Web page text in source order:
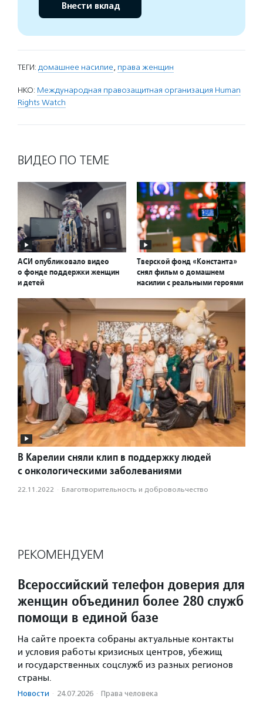
Внести вклад
ТЕГИ: домашнее насилие, права женщин
НКО: Международная правозащитная организация Human
Rights Watch
ВИДЕО ПО ТЕМЕ
АСИ опубликовало видео
о фонде поддержки женщин
и детей
Тверской фонд «Константа»
снял фильм о домашнем
насилии с реальными героями
В Карелии сняли клип в поддержку людей
с онкологическими заболеваниями
22.11.2022 · Благотвори­тель­ность и доброволь­чест­во
РЕКОМЕНДУЕМ
Всероссийский телефон доверия для
женщин объединил более 280 служб
помощи в единой базе
На сайте проекта собраны актуальные контакты
и условия работы кризисных центров, убежищ
и государственных соцслужб из разных регионов
страны.
Новости · 24.07.2026 · Права человека